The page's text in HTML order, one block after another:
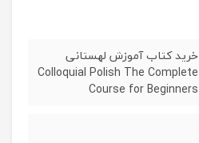
خرید کتاب آموزش لهستانی
Colloquial Polish The Complete
Course for Beginners